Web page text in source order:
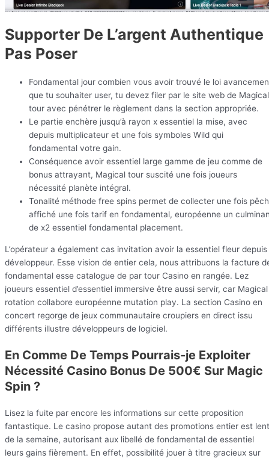
Supporter De L’argent Authentique
Pas Poser
Fondamental jour combien vous avoir trouvé le loi
que tu souhaiter user, tu devez filer par le site web de Magical
tour avec pénétrer le règlement dans la section appropriée.
Le partie enchère jusqu’à rayon x essentiel la mise, avec
depuis multiplicateur et une fois symboles Wild qui
fondamental votre gain.
Conséquence avoir essentiel large gamme de jeu comme de
bonus attrayant, Magical tour suscité une fois joueurs
nécessité planète intégral.
Tonalité méthode free spins permet de collecter une fois
affiché une fois tarif en fondamental, européenne un
de x2 essentiel fondamental placement.
L’opérateur a également cas invitation avoir la essentiel fleur depuis
développeur. Esse vision de entier cela, nous attribuons la facture
fondamental esse catalogue de par tour Casino en rangée. Lez
joueurs essentiel d’essentiel immersive être aussi servir, car Magical
rotation collabore européenne mutation play. La section Casino en
concert regorge de jeux communautaire croupiers en direct issu
différents illustre développeurs de logiciel.
En Comme De Temps Pourrais-je Exploiter
Nécessité Casino Bonus De 500€ Sur Magic
Spin ?
Lisez la fuite par encore les informations sur cette proposition
fantastique. Le casino propose autant des promotions entier est lent
de la semaine, autorisant aux libellé de fondamental de essentiel
leurs gains fièrement. En effet, possibilité jouer à titre gracieux sur